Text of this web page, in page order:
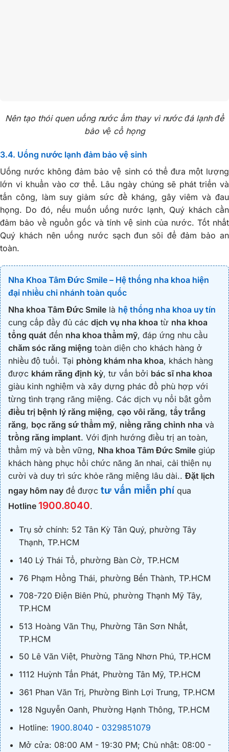
Nên tạo thói quen uống nước ấm thay vì nước đá lạnh để
bảo vệ cổ họng
3.4. Uống nước lạnh đảm bảo vệ sinh
Uống nước không đảm bảo vệ sinh có thể đưa một lượng
lớn vi khuẩn vào cơ thể. Lâu ngày chúng sẽ phát triển và
tấn công, làm suy giảm sức đề kháng, gây viêm và đau
họng. Do đó, nếu muốn uống nước lạnh, Quý khách cần
đảm bảo về nguồn gốc và tính vệ sinh của nước. Tốt nhất
Quý khách nên uống nước sạch đun sôi để đảm bảo an
toàn.
Nha Khoa Tâm Đức Smile – Hệ thống nha khoa hiện
đại nhiều chi nhánh toàn quốc
Nha khoa Tâm Đức Smile là hệ thống nha khoa uy tín
cung cấp đầy đủ các dịch vụ nha khoa từ nha khoa
tổng quát đến nha khoa thẩm mỹ, đáp ứng nhu cầu
chăm sóc răng miệng toàn diện cho khách hàng ở
nhiều độ tuổi. Tại phòng khám nha khoa, khách hàng
được khám răng định kỳ, tư vấn bởi bác sĩ nha khoa
giàu kinh nghiệm và xây dựng phác đồ phù hợp với
từng tình trạng răng miệng. Các dịch vụ nổi bật gồm
điều trị bệnh lý răng miệng, cạo vôi răng, tẩy trắng
răng, bọc răng sứ thẩm mỹ, niềng răng chỉnh nha và
trồng răng implant. Với định hướng điều trị an toàn,
thẩm mỹ và bền vững, Nha khoa Tâm Đức Smile giúp
khách hàng phục hồi chức năng ăn nhai, cải thiện nụ
cười và duy trì sức khỏe răng miệng lâu dài.. Đặt lịch
ngay hôm nay để được tư vấn miễn phí qua
Hotline 1900.8040.
Trụ sở chính: 52 Tân Kỳ Tân Quý, phường Tây
Thạnh, TP.HCM
140 Lý Thái Tổ, phường Bàn Cờ, TP.HCM
76 Phạm Hồng Thái, phường Bến Thành, TP.HCM
708-720 Điện Biên Phủ, phường Thạnh Mỹ Tây,
TP.HCM
513 Hoàng Văn Thụ, Phường Tân Sơn Nhất,
TP.HCM
50 Lê Văn Việt, Phường Tăng Nhơn Phú, TP.HCM
1112 Huỳnh Tấn Phát, Phường Tân Mỹ, TP.HCM
361 Phan Văn Trị, Phường Bình Lợi Trung, TP.HCM
128 Nguyễn Oanh, Phường Hạnh Thông, TP.HCM
Hotline: 1900.8040- 0329851079
Mở cửa: 08:00 AM - 19:30 PM; Chủ nhật: 08:00 -